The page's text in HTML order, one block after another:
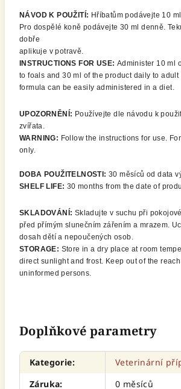
NÁVOD K POUŽITÍ: Hříbatům podávejte 10
Pro dospělé koně podávejte 30 ml denně.
dobře
aplikuje v potravě.
INSTRUCTIONS FOR USE: Administer 10 ml
to foals and 30 ml of the product daily to adult
formula can be easily administered in a diet.
UPOZORNĚNÍ: Používejte dle návodu k
zvířata.
WARNING: Follow the instructions for use.
only.
DOBA POUŽITELNOSTI: 30 měsíců od data
SHELF LIFE: 30 months from the date of
SKLADOVÁNÍ: Skladujte v suchu při
před přímým slunečním zářením a mrazem.
dosah dětí a nepoučených osob.
STORAGE: Store in a dry place at room
direct sunlight and frost. Keep out of the
uninformed persons.
Doplňkové parametry
Kategorie:
Veterinární
Záruka:
0 měsíců